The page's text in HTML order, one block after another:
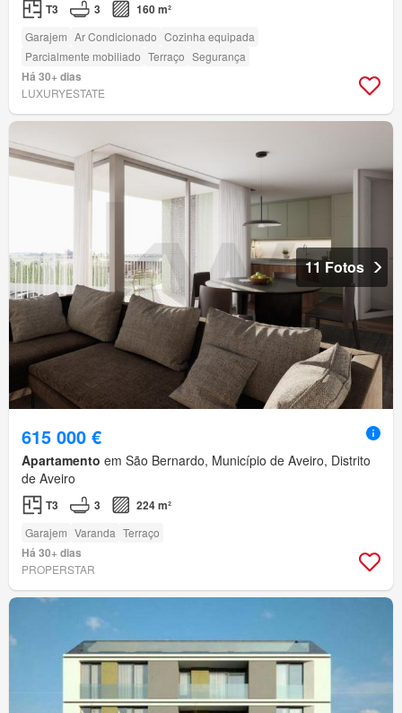
T3 3 160 m²
Garajem Ar Condicionado Cozinha equipada
Parcialmente mobiliado Terraço Segurança
Há 30+ dias
LUXURYESTATE
11 Fotos
615 000 €
Apartamento em São Bernardo, Município de Aveiro, Distrito
de Aveiro
T3 3 224 m²
Garajem Varanda Terraço
Há 30+ dias
PROPERSTAR